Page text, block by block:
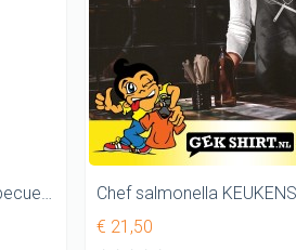
Chef salmonella
€ 21,50